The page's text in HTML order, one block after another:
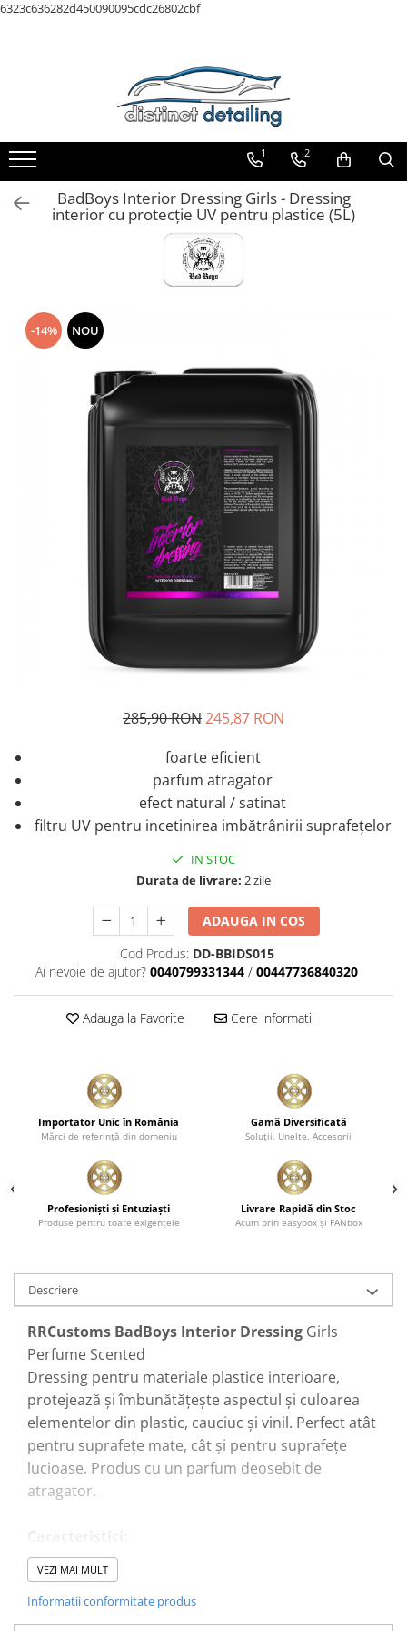
6323c636282d450090095cdc26802cbf
Unelte Tornador®
Piese de Schimb Tornador®
Maşini de Polishat
Talere şi Piese de Schimb
Decontaminare
Jante şi Anvelope
Compartiment Motor
Sticlă / Geamuri
Tratament Plastice
Paste Polish Gama Marină
Pregătire Suprafeţe
Protecţii Ceramice
Interior
Curăţare
Textile
Plastice
Tratamente şi Întreţinere
Odorizante
Mănuşi Spălare
Prosoape Uscare
Lavete Microfibră
Aplicatoare Microfibră
Accesorii Detailing Auto
Pulverizatoare
Mănuşi Nitril / Diverse
Kit-uri Detailing
Seria PRO (5L & 25L)
Exterior
Interior
Jante şi Anvelope
Compartiment Motor
Paint Protection Film (PPF)
Oferte Speciale
Acreditări & Training
1 2
BadBoys Interior Dressing Girls - Dressing
interior cu protecție UV pentru plastice (5L)
-14% NOU
285,90 RON245,87 RON
foarte eficient
parfum atragator
efect natural / satinat
filtru UV pentru incetinirea imbătrânirii suprafețelor
IN STOC
Durata de livrare: 2 zile
ADAUGA IN COS
Cod Produs: DD-BBIDS015
Ai nevoie de ajutor? 0040799331344 / 00447736840320
Adauga la Favorite Cere informatii
Importator Unic în România
Mărci de referinţă din domeniu
Gamă Diversificată
Soluţii, Unelte, Accesorii
Profesionişti şi Entuziaşti
Produse pentru toate exigenţele
Livrare Rapidă din Stoc
Acum prin easybox şi FANbox
Descriere
RRCustoms BadBoys Interior Dressing Girls
Perfume Scented
Dressing pentru materiale plastice interioare,
protejează și îmbunătățește aspectul și culoarea
elementelor din plastic, cauciuc și vinil. Perfect atât
pentru suprafețe mate, cât și pentru suprafețe
lucioase. Produs cu un parfum deosebit de
atragator.
produs blând pentru împrospătarea și protejarea
materialelor plastice interioare
formează un strat antistatic
VEZI MAI MULT
Informatii conformitate produs